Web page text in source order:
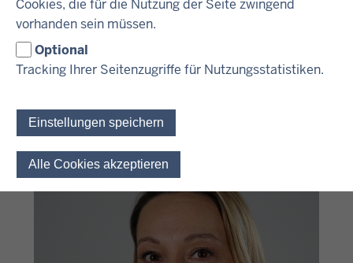
Cookies, die für die Nutzung der Seite zwingend
vorhanden sein müssen.
Optional
Tracking Ihrer Seitenzugriffe für Nutzungsstatistiken.
Einstellungen speichern
Alle Cookies akzeptieren
erleichtern, Ihren Arbeitsalltag angenehmer gestalten und Ihre
Zukunft stärken.
KONTAKTMÖGLICHKEITEN